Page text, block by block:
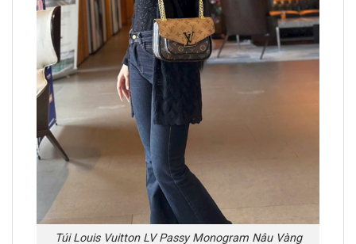
Túi Louis Vuitton LV Passy Monogram Nâu Vàng